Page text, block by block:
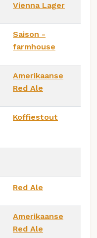
Vienna Lager
Saison -
farmhouse
Amerikaanse
Red Ale
Koffiestout
Red Ale
Amerikaanse
Red Ale